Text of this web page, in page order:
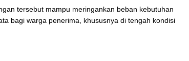
tersebut mampu meringankan beban kebutuhan
bagi warga penerima, khususnya di tengah kondisi